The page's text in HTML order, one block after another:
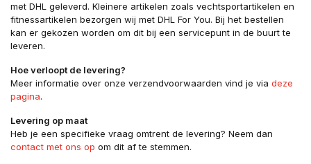
met DHL geleverd. Kleinere artikelen zoals vechtsportartikelen en
fitnessartikelen bezorgen wij met DHL For You. Bij het bestellen
kan er gekozen worden om dit bij een servicepunt in de buurt te
leveren.
Hoe verloopt de levering?
Meer informatie over onze verzendvoorwaarden vind je via deze
pagina.
Levering op maat
Heb je een specifieke vraag omtrent de levering? Neem dan
contact met ons op om dit af te stemmen.